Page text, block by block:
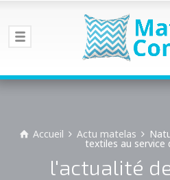
Accueil Actu matelas
textiles au service
l'actualité